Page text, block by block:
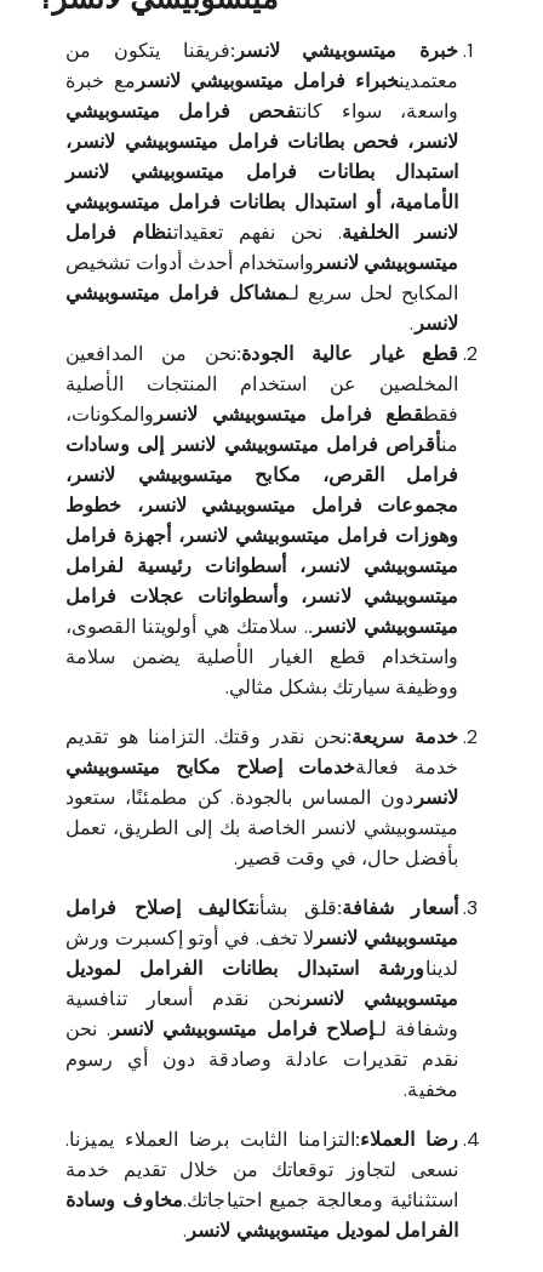
خبرة ميتسوبيشي لانسر:فريقنا يتكون من
معتمدينخبراء فرامل ميتسوبيشي لانسرمع خبرة
واسعة، سواء كانتفحص فرامل ميتسوبيشي
لانسر، فحص بطانات فرامل ميتسوبيشي لانسر،
استبدال بطانات فرامل ميتسوبيشي لانسر
الأمامية، أو استبدال بطانات فرامل ميتسوبيشي
لانسر الخلفية. نحن نفهم تعقيداتنظام فرامل
ميتسوبيشي لانسرواستخدام أحدث أدوات تشخيص
المكابح لحل سريع لـمشاكل فرامل ميتسوبيشي
لانسر .
قطع غيار عالية الجودة:نحن من المدافعين
المخلصين عن استخدام المنتجات الأصلية
فقطقطع فرامل ميتسوبيشي لانسروالمكونات،
منأقراص فرامل ميتسوبيشي لانسر إلى وسادات
فرامل القرص، مكابح ميتسوبيشي لانسر،
مجموعات فرامل ميتسوبيشي لانسر، خطوط
وهوزات فرامل ميتسوبيشي لانسر، أجهزة فرامل
ميتسوبيشي لانسر، أسطوانات رئيسية لفرامل
ميتسوبيشي لانسر، وأسطوانات عجلات فرامل
ميتسوبيشي لانسر.. سلامتك هي أولويتنا القصوى،
واستخدام قطع الغيار الأصلية يضمن سلامة
ووظيفة سيارتك بشكل مثالي.
خدمة سريعة:نحن نقدر وقتك. التزامنا هو تقديم
خدمة فعالةخدمات إصلاح مكابح ميتسوبيشي
لانسردون المساس بالجودة. كن مطمئنًا، ستعود
ميتسوبيشي لانسر الخاصة بك إلى الطريق، تعمل
بأفضل حال، في وقت قصير.
أسعار شفافة:قلق بشأنتكاليف إصلاح فرامل
ميتسوبيشي لانسرلا تخف. في أوتو إكسبرت ورش
لديناورشة استبدال بطانات الفرامل لموديل
ميتسوبيشي لانسرنحن نقدم أسعار تنافسية
وشفافة لـإصلاح فرامل ميتسوبيشي لانسر. نحن
نقدم تقديرات عادلة وصادقة دون أي رسوم
مخفية.
رضا العملاء:التزامنا الثابت برضا العملاء يميزنا.
نسعى لتجاوز توقعاتك من خلال تقديم خدمة
استثنائية ومعالجة جميع احتياجاتك.مخاوف وسادة
الفرامل لموديل ميتسوبيشي لانسر.